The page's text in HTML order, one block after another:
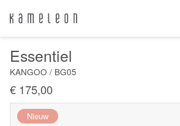
Essentiel
KANGOO / BG05
€ 175,00
Nieuw